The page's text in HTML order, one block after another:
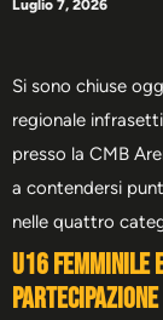
Luglio 7, 2026
Si sono chiuse
regionale
presso la CMB
a contendersi
nelle quattro
U16 femminile
partecipazione